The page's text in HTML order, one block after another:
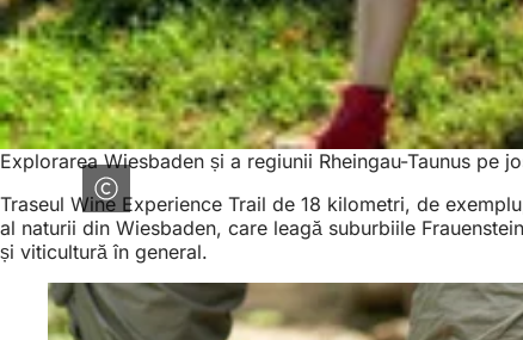
Explorarea Wiesbaden și a regiunii Rheingau-Taunus pe
Traseul Wine Experience Trail de 18 kilometri, de
al naturii din Wiesbaden, care leagă suburbiile
și viticultură în general.